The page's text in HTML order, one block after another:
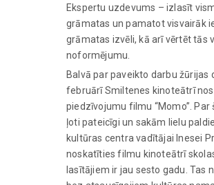
Ekspertu uzdevums – izlasīt
grāmatas un pamatot visvairāk
grāmatas izvēli, kā arī vērtēt tās
noformējumu.
Balvā par paveikto darbu žūrijas
februārī Smiltenes kinoteātrī
piedzīvojumu filmu “Momo”. Par
ļoti pateicīgi un sakām lielu
kultūras centra vadītājai Inesei
noskatīties filmu kinoteātrī
lasītājiem ir jau sesto gadu. Tas